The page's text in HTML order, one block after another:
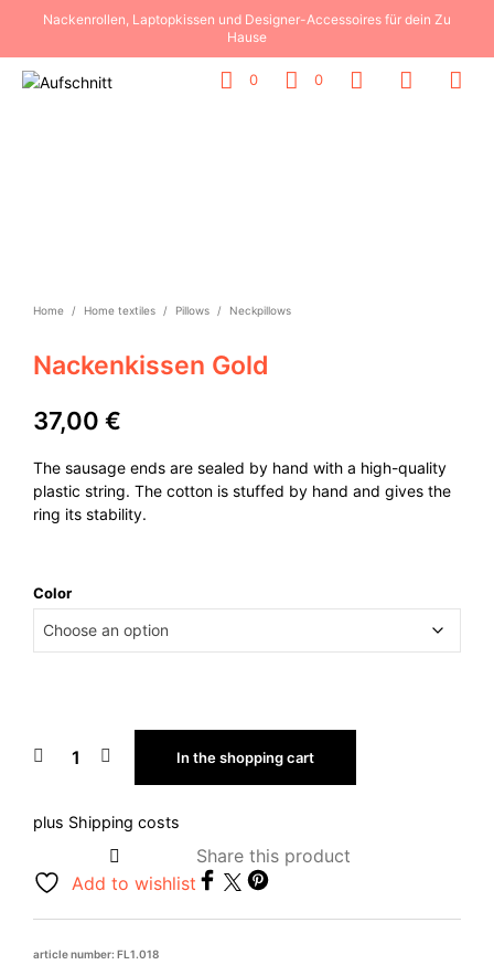
Nackenrollen, Laptopkissen und Designer-Accessoires für dein Zu
Hause
0 0
Home / Home textiles / Pillows / Neckpillows
Nackenkissen Gold
37,00 €
The sausage ends are sealed by hand with a high-quality
plastic string. The cotton is stuffed by hand and gives the
ring its stability.
Color
In the shopping cart
plus Shipping costs
Add to wishlist
Share this product
article number: FL1.018